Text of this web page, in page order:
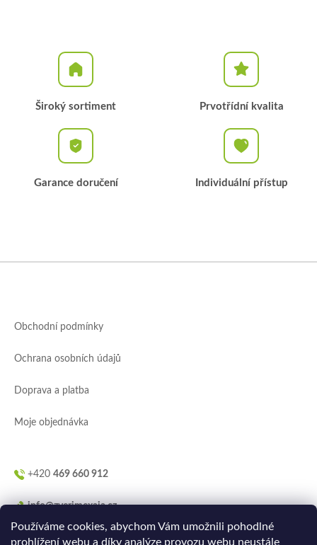
Používáme cookies, abychom Vám umožnili pohodlné
prohlížení webu a díky analýze provozu webu neustále
Široký sortiment Prvotřídní kvalita
Garance doručení Individuální přístup
Obchodní podmínky
Ochrana osobních údajů
Doprava a platba
Moje objednávka
+420 469 660 912
info@zverimexaja.cz